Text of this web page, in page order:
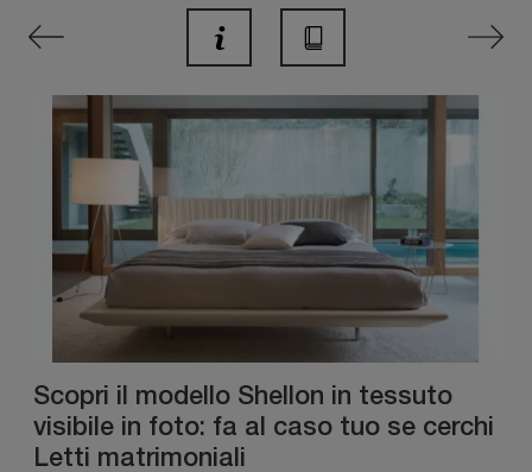
Scopri il modello Shellon in tessuto
visibile in foto: fa al caso tuo se cerchi
Letti matrimoniali